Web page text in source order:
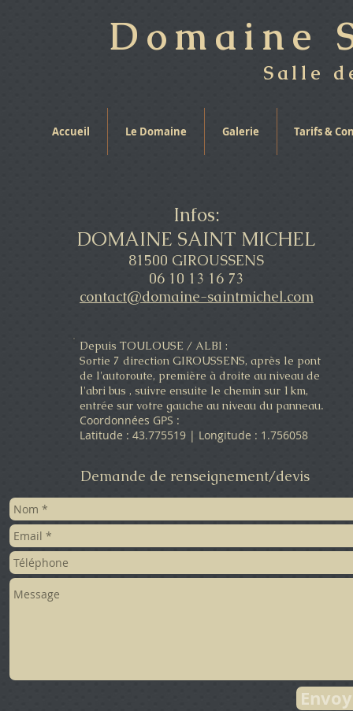
Domaine
Salle
Accueil Le Domaine Galerie Tarifs &
Infos:
DOMAINE SAINT MICHEL
81500 GIROUSSENS
06 10 13 16 73
contact@domaine-saintmichel.com
Depuis TOULOUSE / ALBI :
Sortie 7 direction GIROUSSENS, après le pont
de l'autoroute, première à droite au niveau de
l'abri bus , suivre ensuite le chemin sur 1km,
entrée sur votre gauche au niveau du panneau.
Coordonnées GPS :
Latitude : 43.775519 | Longitude : 1.756058
Demande de renseignement/devis